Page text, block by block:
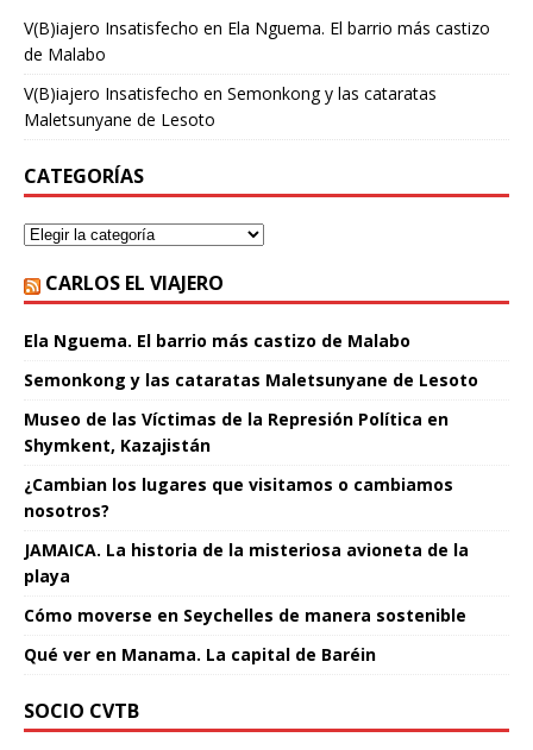
V(B)iajero Insatisfecho en Ela Nguema. El barrio más castizo
de Malabo
V(B)iajero Insatisfecho en Semonkong y las cataratas
Maletsunyane de Lesoto
CATEGORÍAS
CARLOS EL VIAJERO
Ela Nguema. El barrio más castizo de Malabo
Semonkong y las cataratas Maletsunyane de Lesoto
Museo de las Víctimas de la Represión Política en
Shymkent, Kazajistán
¿Cambian los lugares que visitamos o cambiamos
nosotros?
JAMAICA. La historia de la misteriosa avioneta de la
playa
Cómo moverse en Seychelles de manera sostenible
Qué ver en Manama. La capital de Baréin
SOCIO CVTB